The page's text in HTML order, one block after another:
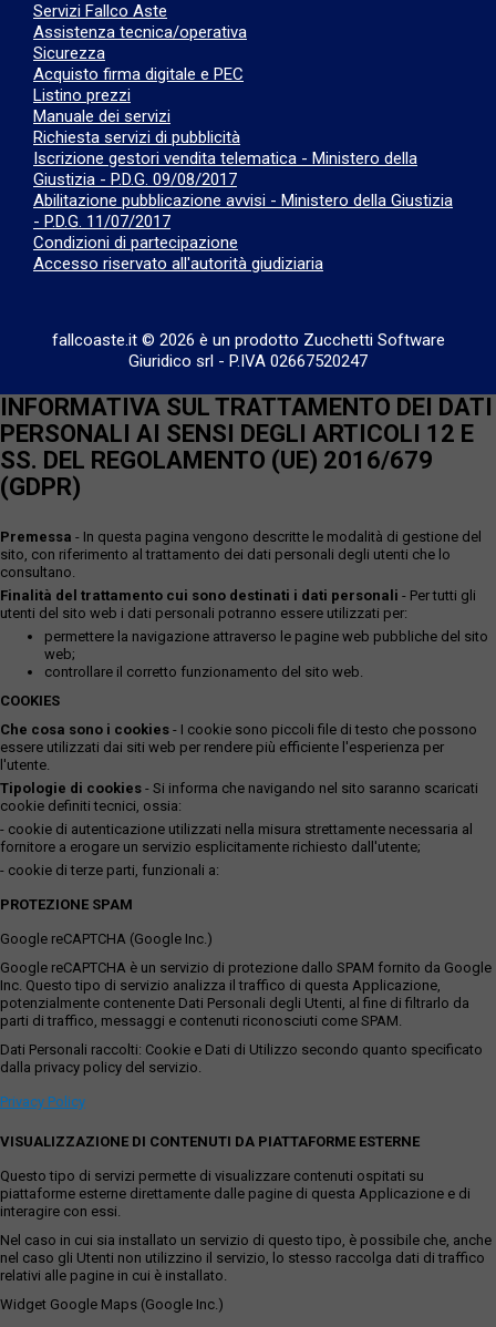
Servizi Fallco Aste
Assistenza tecnica/operativa
Sicurezza
Acquisto firma digitale e PEC
Listino prezzi
Manuale dei servizi
Richiesta servizi di pubblicità
Iscrizione gestori vendita telematica - Ministero della
Giustizia - P.D.G. 09/08/2017
Abilitazione pubblicazione avvisi - Ministero della Giustizia
- P.D.G. 11/07/2017
Condizioni di partecipazione
Accesso riservato all'autorità giudiziaria
fallcoaste.it © 2026 è un prodotto Zucchetti Software
Giuridico srl - P.IVA 02667520247
INFORMATIVA SUL TRATTAMENTO DEI DATI
PERSONALI AI SENSI DEGLI ARTICOLI 12 E
SS. DEL REGOLAMENTO (UE) 2016/679
(GDPR)
Premessa - In questa pagina vengono descritte le modalità di gestione del
sito, con riferimento al trattamento dei dati personali degli utenti che lo
consultano.
Finalità del trattamento cui sono destinati i dati personali - Per tutti gli
utenti del sito web i dati personali potranno essere utilizzati per:
permettere la navigazione attraverso le pagine web pubbliche del sito
web;
controllare il corretto funzionamento del sito web.
COOKIES
Che cosa sono i cookies - I cookie sono piccoli file di testo che possono
essere utilizzati dai siti web per rendere più efficiente l'esperienza per
l'utente.
Tipologie di cookies - Si informa che navigando nel sito saranno scaricati
cookie definiti tecnici, ossia:
- cookie di autenticazione utilizzati nella misura strettamente necessaria al
fornitore a erogare un servizio esplicitamente richiesto dall'utente;
- cookie di terze parti, funzionali a:
PROTEZIONE SPAM
Google reCAPTCHA (Google Inc.)
Google reCAPTCHA è un servizio di protezione dallo SPAM fornito da Google
Inc. Questo tipo di servizio analizza il traffico di questa Applicazione,
potenzialmente contenente Dati Personali degli Utenti, al fine di filtrarlo da
parti di traffico, messaggi e contenuti riconosciuti come SPAM.
Dati Personali raccolti: Cookie e Dati di Utilizzo secondo quanto specificato
dalla privacy policy del servizio.
Privacy Policy
VISUALIZZAZIONE DI CONTENUTI DA PIATTAFORME ESTERNE
Questo tipo di servizi permette di visualizzare contenuti ospitati su
piattaforme esterne direttamente dalle pagine di questa Applicazione e di
interagire con essi.
Nel caso in cui sia installato un servizio di questo tipo, è possibile che, anche
nel caso gli Utenti non utilizzino il servizio, lo stesso raccolga dati di traffico
relativi alle pagine in cui è installato.
Widget Google Maps (Google Inc.)